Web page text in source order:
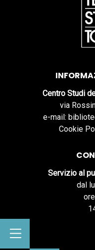
Centro Studi
via
e-mail:
Cookie
Servizio al
dal